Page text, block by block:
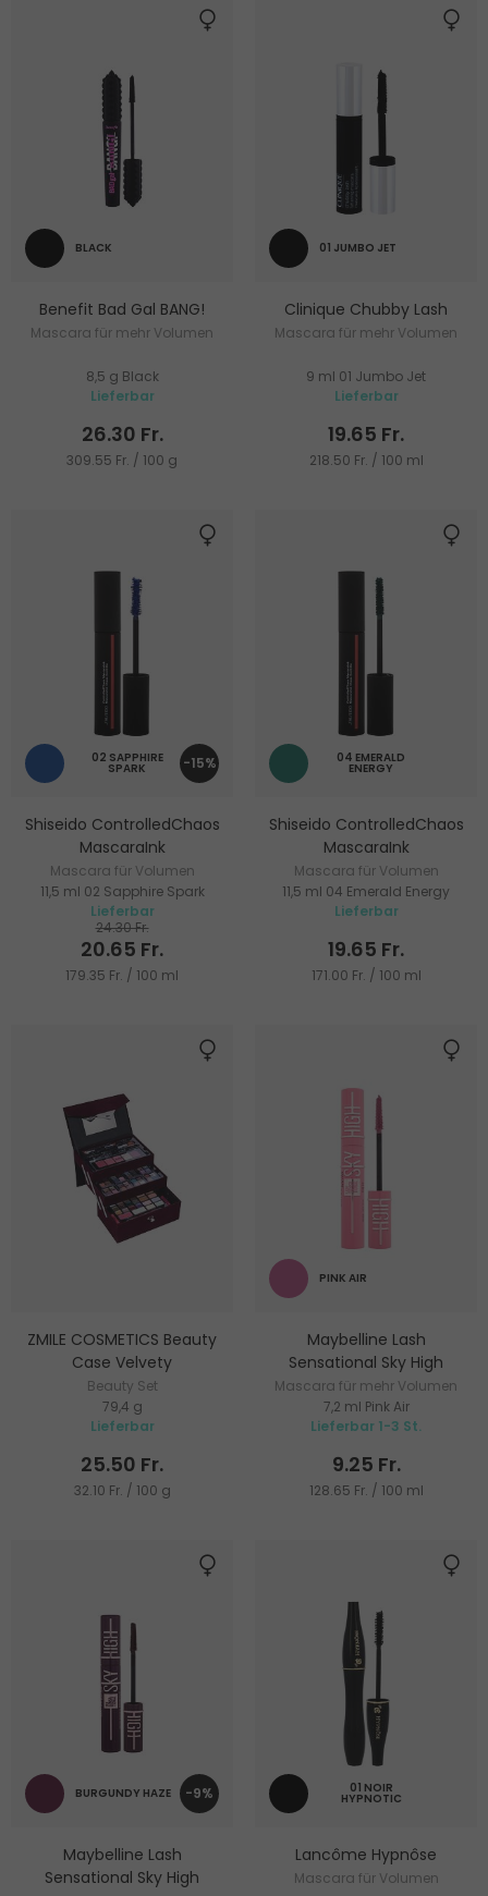
BLACK
Benefit Bad Gal BANG!
Mascara für mehr Volumen
8,5 g Black
Lieferbar
26.30 Fr.
309.55 Fr. / 100 g
01 JUMBO JET
Clinique Chubby Lash
Mascara für mehr Volumen
9 ml 01 Jumbo Jet
Lieferbar
19.65 Fr.
218.50 Fr. / 100 ml
-15%
02 SAPPHIRE
SPARK
Shiseido ControlledChaos
MascaraInk
Mascara für Volumen
11,5 ml 02 Sapphire Spark
Lieferbar
24.30 Fr.
20.65 Fr.
179.35 Fr. / 100 ml
04 EMERALD
ENERGY
Shiseido ControlledChaos
MascaraInk
Mascara für Volumen
11,5 ml 04 Emerald Energy
Lieferbar
19.65 Fr.
171.00 Fr. / 100 ml
ZMILE COSMETICS Beauty
Case Velvety
Beauty Set
79,4 g
Lieferbar
25.50 Fr.
32.10 Fr. / 100 g
PINK AIR
Maybelline Lash
Sensational Sky High
Mascara für mehr Volumen
und Länge
7,2 ml Pink Air
Lieferbar 1-3 St.
9.25 Fr.
128.65 Fr. / 100 ml
-9%
BURGUNDY HAZE
Maybelline Lash
Sensational Sky High
01 NOIR
HYPNOTIC
Lancôme Hypnôse
Mascara für Volumen